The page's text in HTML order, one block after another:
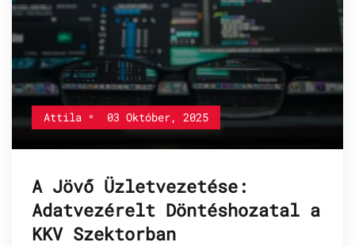
Attila 03 Október, 2025
A Jövő Üzletvezetése:
Adatvezérelt Döntéshozatal a
KKV Szektorban